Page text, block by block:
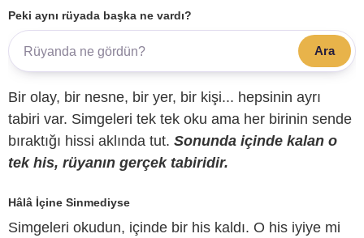
Peki aynı rüyada başka ne vardı?
Ara
Bir olay, bir nesne, bir yer, bir kişi... hepsinin ayrı
tabiri var. Simgeleri tek tek oku ama her birinin sende
bıraktığı hissi aklında tut. Sonunda içinde kalan o
tek his, rüyanın gerçek tabiridir.
Hâlâ İçine Sinmediyse
Simgeleri okudun, içinde bir his kaldı. O his iyiye mi